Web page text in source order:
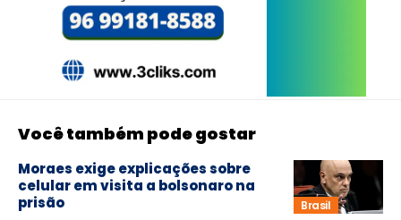
Você também pode gostar
Brasil
Moraes exige explicações sobre
celular em visita a bolsonaro na
prisão